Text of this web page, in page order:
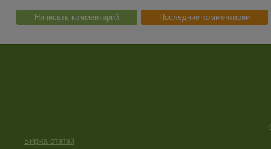
Написать комментарий Последние комментарии
Биржа статей